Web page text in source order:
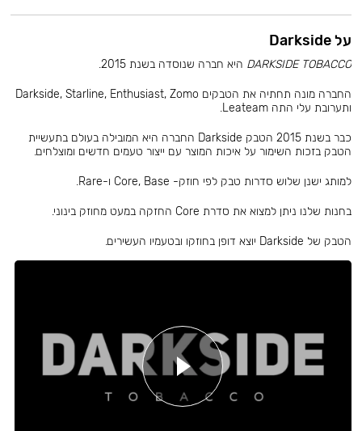
על Darkside
DARKSIDE TOBACCO היא חברה שנוסדה בשנת 2015.
החברה מונה תחתיה את הטבקים Darkside, Starline, Enthusiast, Zomo
ותערובת עלי התה Leateam.
כבר בשנת 2015 הטבק Darkside החברה היא המובילה בעולם בתעשיית
הטבק בזכות השימור על איכות המוצר עם ייצור טעמים חדשים ומוצלחים.
למותג ישנן שלוש סדרות טבק לפי חוזק- Core, Base ו-Rare.
בחנות שלנו ניתן למצוא את סדרת Core החזקה במעט מחוזק בינוני.
הטבק של Darkside יוצא דופן בחוזקו ובטעמיו העשירים.